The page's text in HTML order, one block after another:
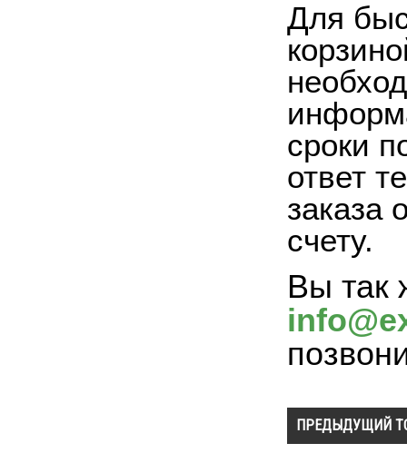
Для
сроки
ответ
заказа
счету.
Вы так
ПРЕДЫДУЩИЙ